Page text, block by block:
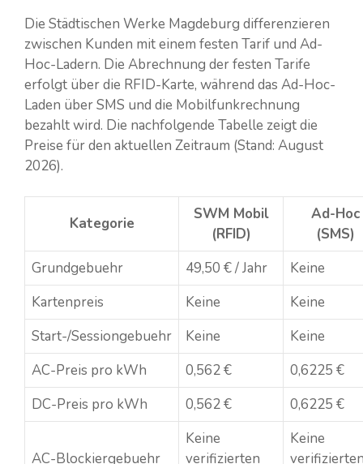
Die Städtischen Werke Magdeburg differenzieren
zwischen Kunden mit einem festen Tarif und Ad-
Hoc-Ladern. Die Abrechnung der festen Tarife
erfolgt über die RFID-Karte, während das Ad-Hoc-
Laden über SMS und die Mobilfunkrechnung
bezahlt wird. Die nachfolgende Tabelle zeigt die
Preise für den aktuellen Zeitraum (Stand: August
2026).
Kategorie
SWM Mobil
(RFID)
Ad-Hoc
(SMS)
Grundgebuehr
49,50 € / Jahr
Keine
Kartenpreis
Keine
Keine
Start-/Sessiongebuehr
Keine
Keine
AC-Preis pro kWh
0,562 €
0,6225 €
DC-Preis pro kWh
0,562 € 0,6225 €
AC-Blockiergebuehr
Keine
verifizierten
Keine